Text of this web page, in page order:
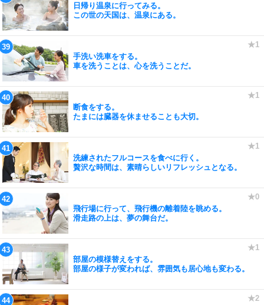
日帰り温泉に行ってみる。
この世の天国は、温泉にある。
手洗い洗車をする。
車を洗うことは、心を洗うことだ。
断食をする。
たまには臓器を休ませることも大切。
洗練されたフルコースを食べに行く。
贅沢な時間は、素晴らしいリフレッシュとなる。
飛行場に行って、飛行機の離着陸を眺める。
滑走路の上は、夢の舞台だ。
部屋の模様替えをする。
部屋の様子が変われば、雰囲気も居心地も変わる。